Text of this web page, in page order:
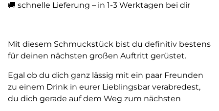
🚚 schnelle Lieferung – in 1-3 Werktagen bei dir
Mit diesem Schmuckstück bist du definitiv bestens
für deinen nächsten großen Auftritt gerüstet.
Egal ob du dich ganz lässig mit ein paar Freunden
zu einem Drink in eurer Lieblingsbar verabredest,
du dich gerade auf dem Weg zum nächsten